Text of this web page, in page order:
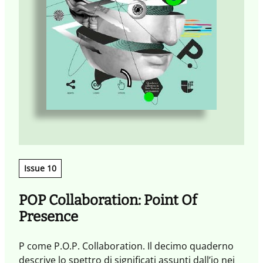
Issue 10
POP Collaboration: Point Of
Presence
P come P.O.P. Collaboration. Il decimo quaderno
descrive lo spettro di significati assunti dall’io nei